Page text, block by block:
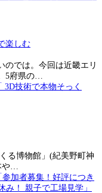
楽しむ
のでは。今回は近畿エリ
5府県の…
る博物館」(紀美野町神
…